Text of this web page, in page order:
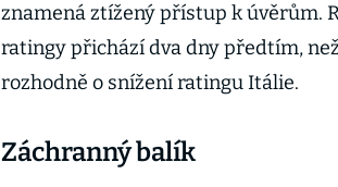
znamená ztížený přístup k úvěrům.
ratingy přichází dva dny předtím,
rozhodně o snížení ratingu Itálie.
Záchranný balík